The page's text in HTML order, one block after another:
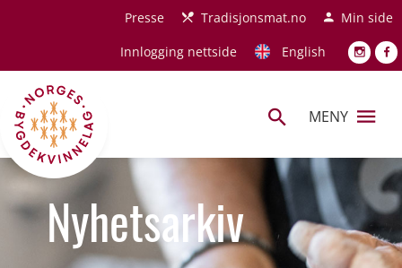
Hopp til hovedinnholdPresse Tradisjonsmat.no
Min side
Innlogging nettside
English
MENY
Nyhetsarkiv